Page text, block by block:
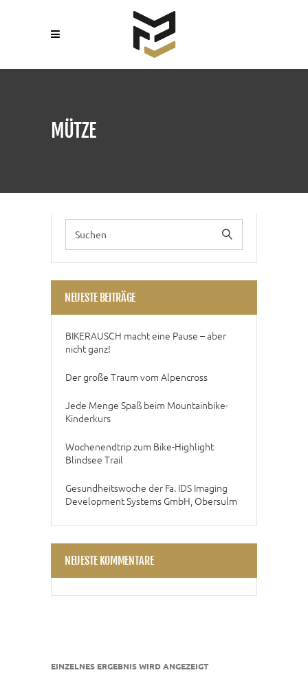
MÜTZE
NEUESTE BEITRÄGE
BIKERAUSCH macht eine Pause – aber
nicht ganz!
Der große Traum vom Alpencross
Jede Menge Spaß beim Mountainbike-
Kinderkurs
Wochenendtrip zum Bike-Highlight
Blindsee Trail
Gesundheitswoche der Fa. IDS Imaging
Development Systems GmbH, Obersulm
NEUESTE KOMMENTARE
EINZELNES ERGEBNIS WIRD ANGEZEIGT